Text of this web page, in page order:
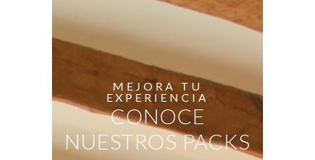
MEJORA TU
EXPERIENCIA
CONOCE
NUESTROS PACKS